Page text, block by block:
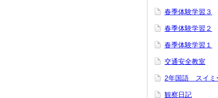
春季体験学習３
春季体験学習２
春季体験学習１
交通安全教室
2年国語 スイミ
観察日記